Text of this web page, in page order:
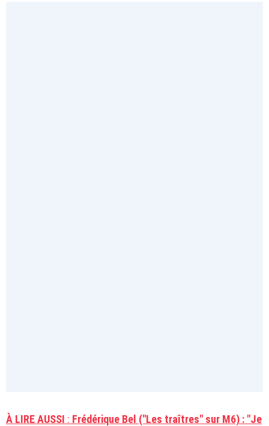
À LIRE AUSSI : Frédérique Bel ("Les traîtres" sur M6) : "Je